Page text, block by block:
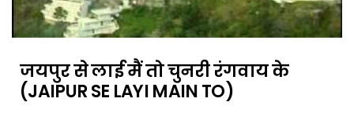
जयपुर से लाई मैं तो चुनरी रंगवाय के
(JAIPUR SE LAYI MAIN TO)